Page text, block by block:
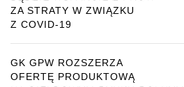
ZA STRATY W ZWIĄZKU
Z COVID-19
GK GPW ROZSZERZA
OFERTĘ PRODUKTOWĄ